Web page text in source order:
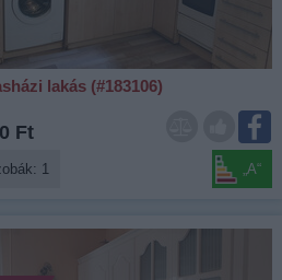
lakás (#183106)
Ft
1 „A“